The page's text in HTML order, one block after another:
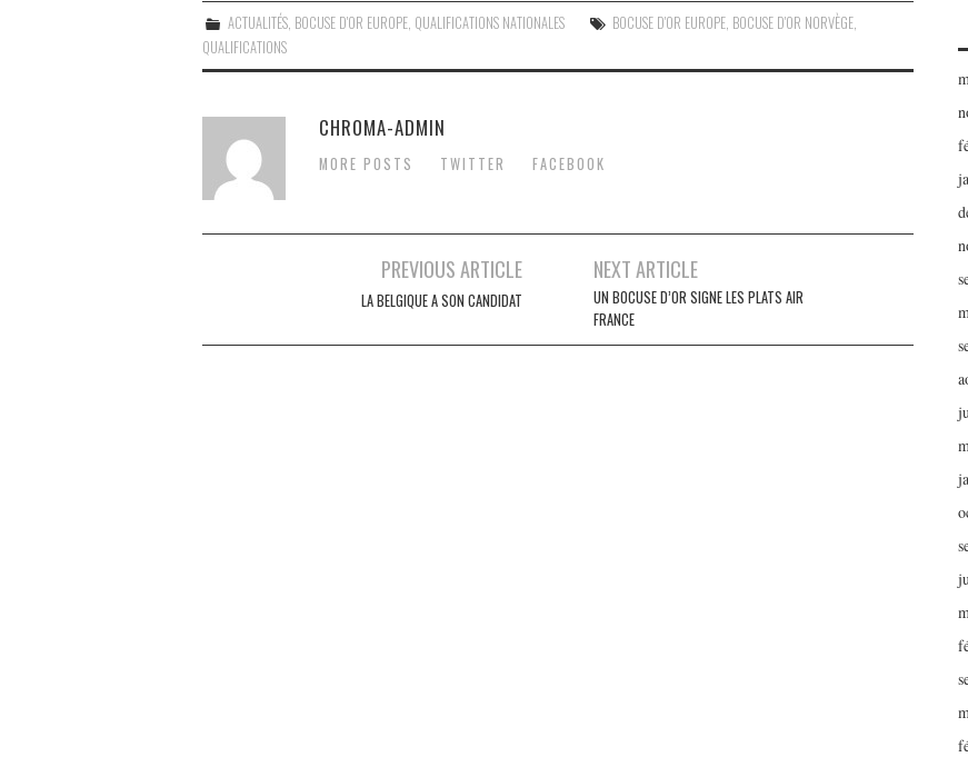
ACTUALITÉS BOCUSE D'OR EUROPE QUALIFICATIONS NATIONALES BOCUSE D'OR EUROPE BOCUSE D'OR NORVÈGE
QUALIFICATIONS
CHROMA-ADMIN
MORE POSTS TWITTER FACEBOOK
PREVIOUS ARTICLE
LA BELGIQUE A SON CANDIDAT
NEXT ARTICLE
UN BOCUSE D’OR SIGNE LES PLATS AIR
FRANCE